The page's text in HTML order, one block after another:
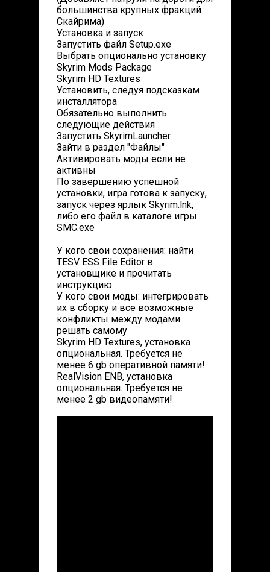
большинства крупных фракций
Скайрима)
Установка и запуск
Запустить файл Setup.exe
Выбрать опционально установку
Skyrim Mods Package
Skyrim HD Textures
Установить, следуя подсказкам
инсталлятора
Обязательно выполнить
следующие действия
Запустить SkyrimLauncher
Зайти в раздел "Файлы"
Активировать моды если не
активны
По завершению успешной
установки, игра готова к запуску,
запуск через ярлык Skyrim.lnk,
либо его файл в каталоге игры
SMC.exe
У кого свои сохранения: найти
TESV ESS File Editor в
установщике и прочитать
инструкцию
У кого свои моды: интегрировать
их в сборку и все возможные
конфликты между модами
решать самому
Skyrim HD Textures, установка
опциональная. Требуется не
менее 6 gb оперативной памяти!
RealVision ENB, установка
опциональная. Требуется не
менее 2 gb видеопамяти!